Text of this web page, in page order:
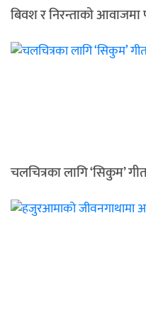
बिवश र निरन्ताको आवाजमा
चलचित्रका लागि ‘सिकुम’